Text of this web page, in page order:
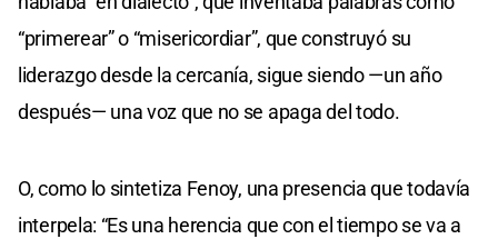
“primerear” o “misericordiar”, que construyó su
liderazgo desde la cercanía, sigue siendo —un año
después— una voz que no se apaga del todo.
O, como lo sintetiza Fenoy, una presencia que todavía
interpela: “Es una herencia que con el tiempo se va a